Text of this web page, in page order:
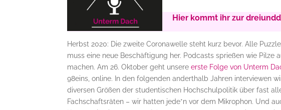
Hier kommt ihr zur
Herbst 2020: Die zweite Coronawelle steht kurz bevor. Alle
muss eine neue Beschäftigung her. Podcasts sprießen wie Pilze
machen. Am 26. Oktober geht unsereerste Folge von Unterm
98eins, online. In den folgenden anderthalb Jahren interviewen
diversen Größen der studentischen Hochschulpolitik über fast
Fachschaftsräten – wir hatten jede*n vor dem Mikrophon. Und